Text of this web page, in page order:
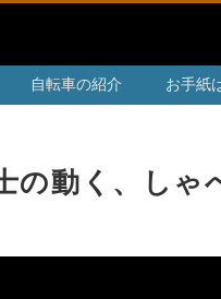
自転車の紹介 お手紙
の動く、しゃ